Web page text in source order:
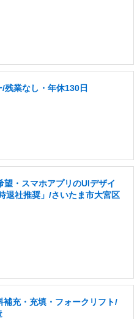
残業なし・年休130日
望・スマホアプリのUIデザイ
退社推奨」/さいたま市大宮区
充・充填・フォークリフト/